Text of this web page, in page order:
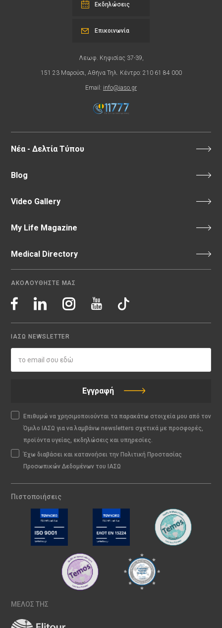
Εκδηλώσεις
Λεωφ. Κηφισίας 37-39,
151 23 Μαρούσι, Αθήνα Τηλ. Κέντρο: 210 61 84 000
Email: info@iaso.gr
Επικοινωνία
Νέα - Δελτία Τύπου
Blog
Video Gallery
My Life Magazine
Medical Directory
ΑΚΟΛΟΥΘΗΣΤΕ ΜΑΣ
ΙΑΣΩ NEWSLETTER
Εγγραφή
Επιθυμώ να χρησιμοποιούνται τα παρακάτω στοιχεία μου από τον
Όμιλο ΙΑΣΩ για να λαμβάνω newsletters σχετικά με προσφορές,
προϊόντα υγείας, εκδηλώσεις και υπηρεσίες.
Έχω διαβάσει και κατανοήσει την Πολιτική Προστασίας
Προσωπικών Δεδομένων του ΙΑΣΩ
Πιστοποιήσεις
ΜΕΛΟΣ ΤΗΣ